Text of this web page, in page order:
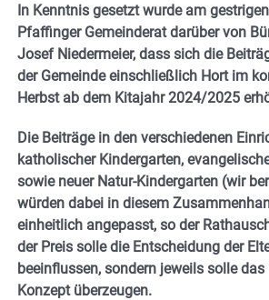
In Kenntnis gesetzt wurde am
Pfaffinger Gemeinderat darüber von
Josef Niedermeier, dass sich die
der Gemeinde einschließlich Hort im
Herbst ab dem Kitajahr 2024/2025
Die Beiträge in den verschiedenen
katholischer Kindergarten,
sowie neuer Natur-Kindergarten (wir
würden dabei in diesem
einheitlich angepasst, so der
der Preis solle die Entscheidung der
beeinflussen, sondern jeweils solle
Konzept überzeugen.